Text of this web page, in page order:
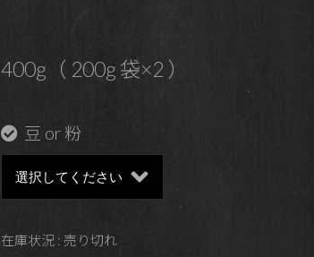
400g（ 200g 袋×2 ）
豆 or 粉
在庫状況 : 売り切れ